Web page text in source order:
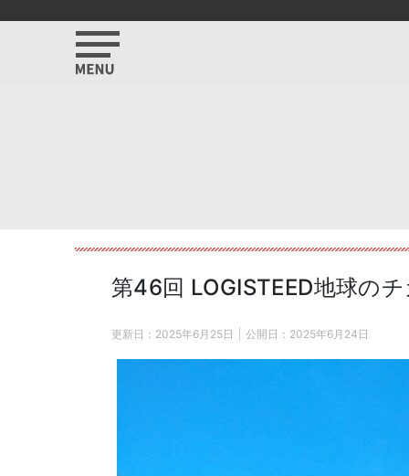
第46回 LOGISTEED地球の
更新日： 2025年6月25日 公開日： 2025年6月24日